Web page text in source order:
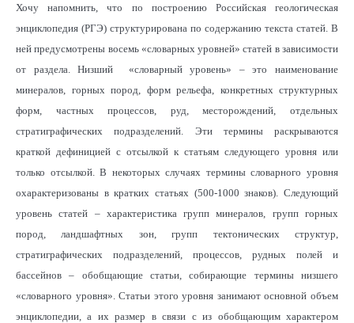
Хочу напомнить, что по построению Российская геологическая
энциклопедия (РГЭ) структурирована по содержанию текста статей. В
ней предусмотрены восемь «словарных уровней» статей в зависимости
от раздела. Низший «словарный уровень» – это наименование
минералов, горных пород, форм рельефа, конкретных структурных
форм, частных процессов, руд, месторождений, отдельных
стратиграфических подразделений. Эти термины раскрываются
краткой дефиницией с отсылкой к статьям следующего уровня или
только отсылкой. В некоторых случаях термины словарного уровня
охарактеризованы в кратких статьях (500-1000 знаков). Следующий
уровень статей – характеристика групп минералов, групп горных
пород, ландшафтных зон, групп тектонических структур,
стратиграфических подразделений, процессов, рудных полей и
бассейнов – обобщающие статьи, собирающие термины низшего
«словарного уровня». Статьи этого уровня занимают основной объем
энциклопедии, а их размер в связи с из обобщающим характером